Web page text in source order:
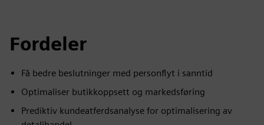
Fordeler
Få bedre beslutninger med personflyt i sanntid
Optimaliser butikkoppsett og markedsføring
Prediktiv kundeatferdsanalyse for optimalisering av